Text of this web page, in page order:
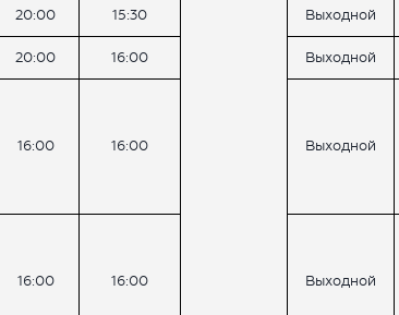
20:00 15:30 Выходной
20:00 16:00 Выходной
16:00 16:00 Выходной
16:00 16:00 Выходной